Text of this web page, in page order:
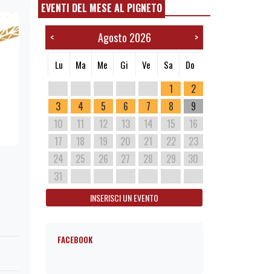
EVENTI DEL MESE AL PIGNETO
< Agosto 2026 >
Lu Ma Me Gi Ve Sa Do
1
2
3
4 5 6 7 8
9
10
11 12 13 14 15
16
17
18 19 20 21 22
23
24
25 26 27 28 29
30
31
INSERISCI UN EVENTO
FACEBOOK